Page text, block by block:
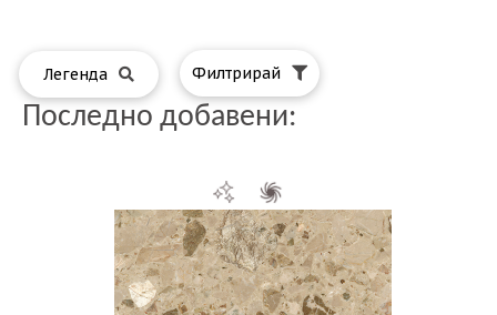
Филтрирай
Легенда
Последно добавени: